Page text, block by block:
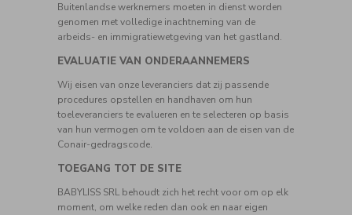
Buitenlandse werknemers moeten in dienst worden
genomen met volledige inachtneming van de
arbeids- en immigratiewetgeving van het gastland.
EVALUATIE VAN ONDERAANNEMERS
Wij eisen van onze leveranciers dat zij passende
procedures opstellen en handhaven om hun
toeleveranciers te evalueren en te selecteren op basis
van hun vermogen om te voldoen aan de eisen van de
Conair-gedragscode.
TOEGANG TOT DE SITE
BABYLISS SRL behoudt zich het recht voor om op elk
moment, om welke reden dan ook en naar eigen